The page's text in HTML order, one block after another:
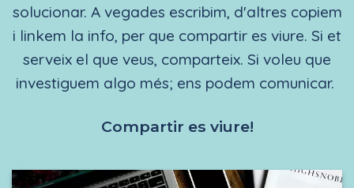
solucionar. A vegades escribim, d'altres copiem
i linkem la info, per que compartir es viure. Si et
serveix el que veus, comparteix. Si voleu que
investiguem algo més; ens podem comunicar.
Compartir es viure!